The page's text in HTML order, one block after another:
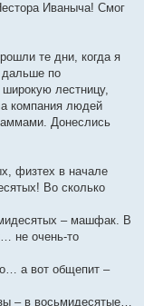
Иваныча! Смог
те дни, когда я
дальше по
лестницу,
компания людей
Донеслись
физтех в начале
Во сколько
– машфак. В
не очень-то
а вот общепит –
– в восьмидесятые…